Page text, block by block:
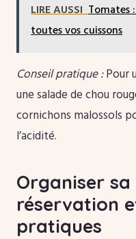
LIRE AUSSI Tomates
toutes vos cuissons
Conseil pratique :Pour
une salade de chou
cornichons malossols
l’acidité.
Organiser
réservation
pratiques